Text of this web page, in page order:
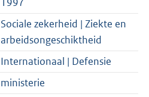
b
Sociale zekerheid | Ziekte en
arbeidsongeschiktheid
Internationaal | Defensie
ministerie